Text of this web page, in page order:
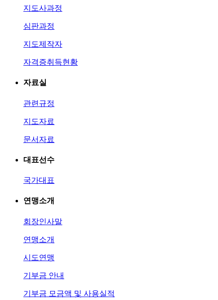
지도사과정
심판과정
지도제작자
자격증취득현황
자료실
관련규정
지도자료
문서자료
대표선수
국가대표
연맹소개
회장인사말
연맹소개
시도연맹
기부금 안내
기부금 모금액 및 사용실적